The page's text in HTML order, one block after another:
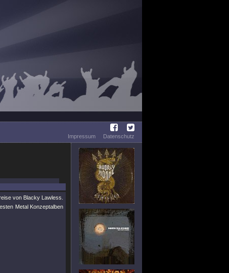
Impressum
Datenschutz
von Blacky Lawless.
Metal Konzeptalben